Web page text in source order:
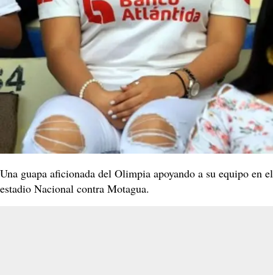
Una guapa aficionada del Olimpia apoyando a su equipo en el
estadio Nacional contra Motagua.